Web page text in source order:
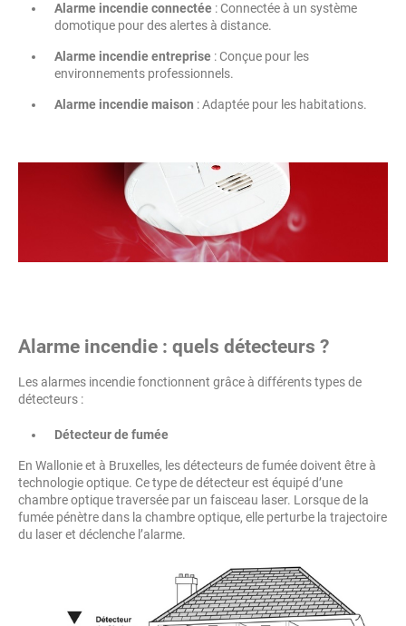
Alarme incendie connectée : Connectée à un système
domotique pour des alertes à distance.
Alarme incendie entreprise : Conçue pour les
environnements professionnels.
Alarme incendie maison : Adaptée pour les habitations.
Alarme incendie : quels détecteurs ?
Les alarmes incendie fonctionnent grâce à différents types de
détecteurs :
Détecteur de fumée
En Wallonie et à Bruxelles, les détecteurs de fumée doivent être à
technologie optique. Ce type de détecteur est équipé d’une
chambre optique traversée par un faisceau laser. Lorsque de la
fumée pénètre dans la chambre optique, elle perturbe la trajectoire
du laser et déclenche l’alarme.